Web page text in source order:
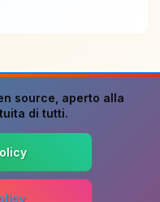
source , aperto alla
di tutti.